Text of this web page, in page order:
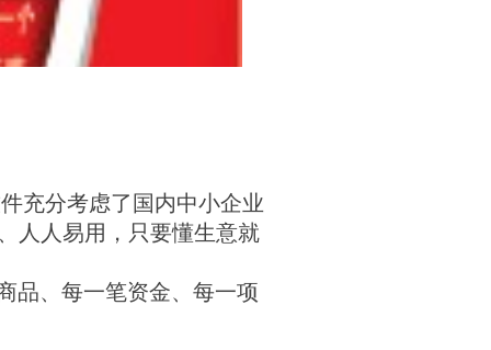
充分考虑了国内中小企业
人人易用，只要懂生意就
品、每一笔资金、每一项